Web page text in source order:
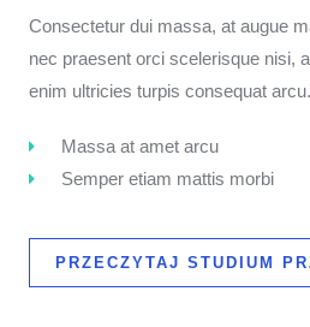
Consectetur dui massa, at augue
nec praesent orci scelerisque nisi,
enim ultricies turpis consequat arcu.
Massa at amet arcu
Semper etiam mattis morbi
PRZECZYTAJ STUDIUM